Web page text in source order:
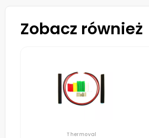
Zobacz również
Thermoval